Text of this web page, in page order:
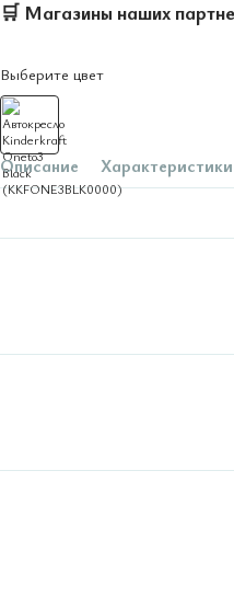
🛒 Магазины наших
Выберите цвет
Описание Характеристики